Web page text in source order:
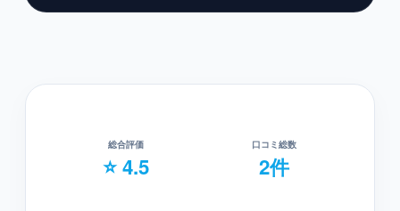
総合評価
⭐ 4.5
口コミ総数
2件